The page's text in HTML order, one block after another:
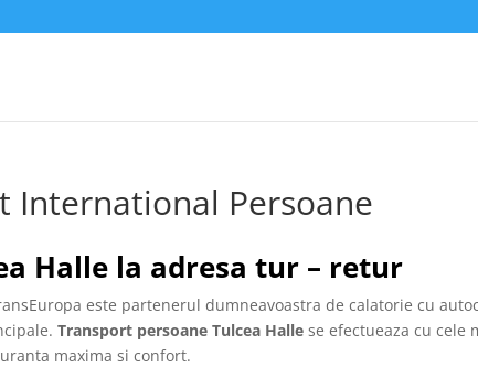
International Persoane
Halle la adresa tur – retur
este partenerul dumneavoastra de calatorie cu
Transport persoane Tulcea Halle se efectueaza cu cele
maxima si confort.